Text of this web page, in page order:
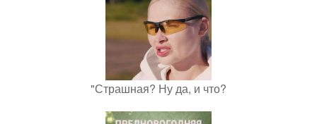
"Страшная? Ну да, и что?